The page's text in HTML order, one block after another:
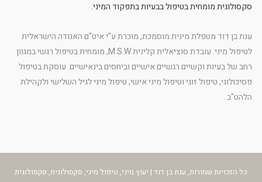
סקסולוגית מומחית בטיפול בבעיות בתפקוד המיני.
ענת בן דוד מטפלת מינית מוסמכת, מוכרת ע"י איט"ם האגודה הישראלית
לטיפול מיני. עובדת סוציאלית קלינית M.S.W, מומחית בטיפול רגשי במגוון
רחב של בעיות וקשיים רגשיים אישיים וביחסים בינאישיים. עוסקת בטיפול
פסיכולוגי, טיפול זוגי וטיפול מיני אישי, טיפול מיני לגיל השלישי ולקהילת
הלהט"ב .
כל הזכויות שמורות, ענת בן דוד | יעוץ מיני, טיפול מיני, סקסולוגית, סקסולוגית